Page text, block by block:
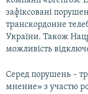
зафіксовані
транскордонне
України. Також
можливість
Серед порушень –
мнение» з участю